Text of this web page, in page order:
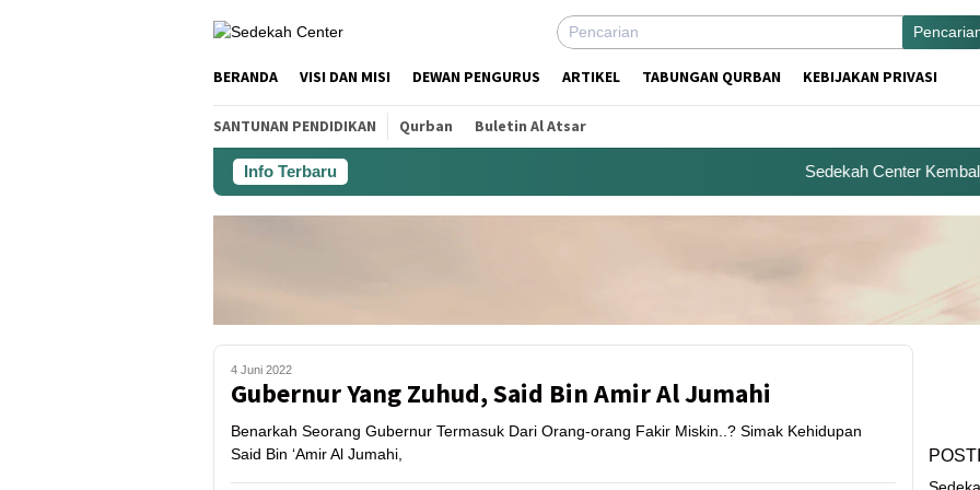
BERANDA VISI DAN MISI DEWAN PENGURUS ARTIKEL TABUNGAN QURBAN KEBIJAKAN PRIVASI
SANTUNAN PENDIDIKAN Qurban Buletin Al Atsar
Info Terbaru Sedekah Center Kembali
4 Juni 2022
Gubernur Yang Zuhud, Said Bin Amir Al Jumahi
Benarkah Seorang Gubernur Termasuk Dari Orang-orang Fakir Miskin..? Simak Kehidupan
Said Bin ‘Amir Al Jumahi,